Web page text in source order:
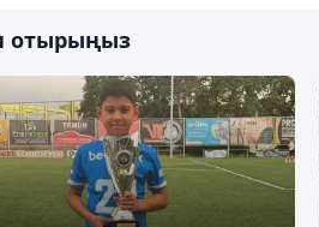
отырыңыз